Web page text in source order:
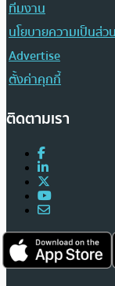
ทีมงาน
นโยบายความเป็นส่ว
Advertise
ตั้งค่าคุกกี้
ติดตามเรา